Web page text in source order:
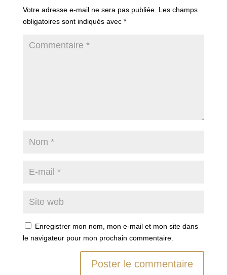
Votre adresse e-mail ne sera pas publiée. Les champs
obligatoires sont indiqués avec *
Enregistrer mon nom, mon e-mail et mon site dans
le navigateur pour mon prochain commentaire.